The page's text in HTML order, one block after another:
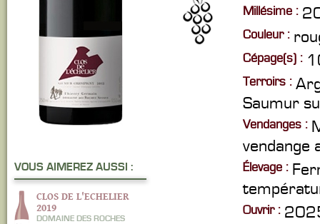
VOUS AIMEREZ AUSSI :
CLOS DE L'ECHELIER
2019
DOMAINE DES ROCHES
Millésime :
Couleur :
Cépage(s) :
Terroirs :
Saumur
Vendanges :
vendange
Élevage :
Ouvrir :